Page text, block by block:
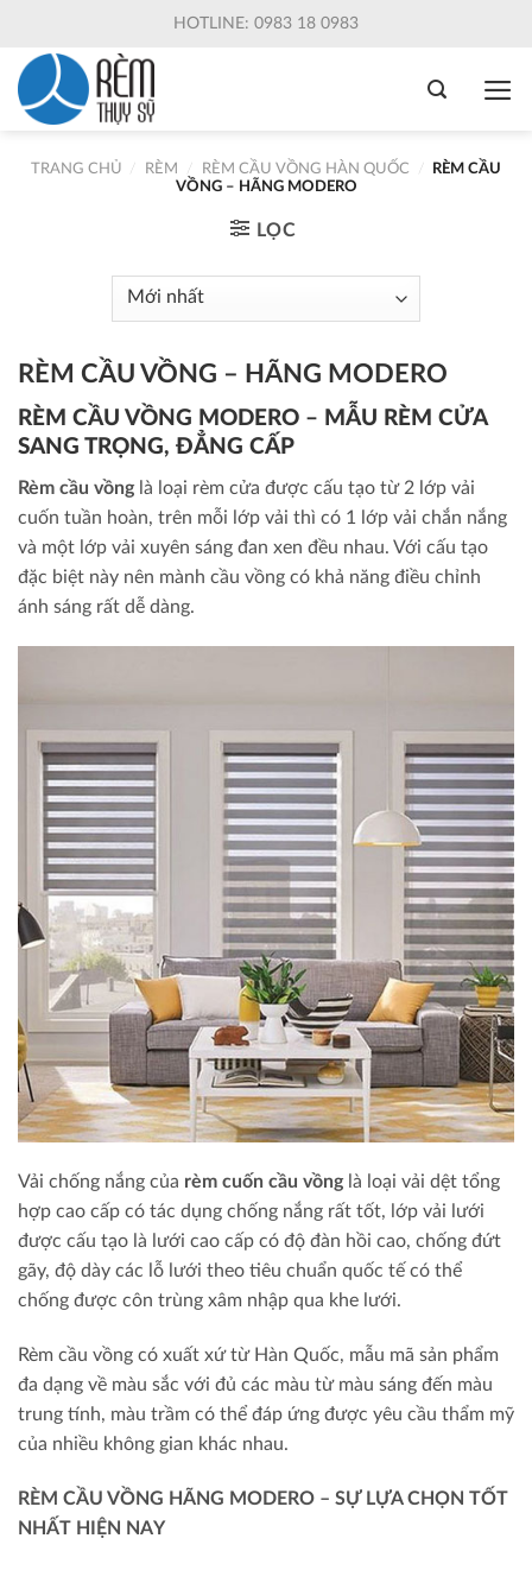
content
HOTLINE: 0983 18 0983
TRANG CHỦ RÈM RÈM CẦU VỒNG HÀN QUỐC
RÈM CẦU
VỒNG – HÃNG MODERO
LỌC
RÈM CẦU VỒNG – HÃNG MODERO
RÈM CẦU VỒNG MODERO – MẪU RÈM CỬA
SANG TRỌNG, ĐẲNG CẤP
Rèm cầu vồnglà loại rèm cửa được cấu tạo từ 2 lớp vải
cuốn tuần hoàn, trên mỗi lớp vải thì có 1 lớp vải chắn nắng
và một lớp vải xuyên sáng đan xen đều nhau. Với cấu tạo
đặc biệt này nên mành cầu vồng có khả năng điều chỉnh
ánh sáng rất dễ dàng.
Vải chống nắng của rèm cuốn cầu vồnglà loại vải dệt tổng
hợp cao cấp có tác dụng chống nắng rất tốt, lớp vải lưới
được cấu tạo là lưới cao cấp có độ đàn hồi cao, chống đứt
gãy, độ dày các lỗ lưới theo tiêu chuẩn quốc tế có thể
chống được côn trùng xâm nhập qua khe lưới.
Rèm cầu vồng có xuất xứ từ Hàn Quốc, mẫu mã sản phẩm
đa dạng về màu sắc với đủ các màu từ màu sáng đến màu
trung tính, màu trầm có thể đáp ứng được yêu cầu thẩm mỹ
của nhiều không gian khác nhau.
RÈM CẦU VỒNG HÃNG MODERO – SỰ LỰA CHỌN TỐT
NHẤT HIỆN NAY